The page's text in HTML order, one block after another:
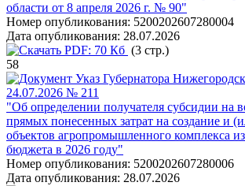
области от 8 апреля 2026 г. № 90"
Номер опубликования: 5200202607280004
Дата опубликования: 28.07.2026
PDF: 70 Кб (3 стр.)
58
Указ Губернатора
24.07.2026 № 211
"Об определении получателя субсидии на
прямых понесенных затрат на создание и
объектов агропромышленного комплекса
бюджета в 2026 году"
Номер опубликования: 5200202607280006
Дата опубликования: 28.07.2026